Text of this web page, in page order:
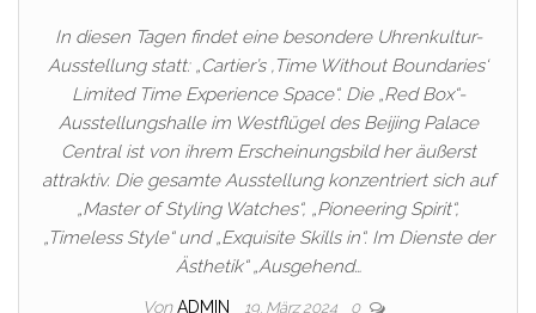
In diesen Tagen findet eine besondere Uhrenkultur-
Ausstellung statt: „Cartier’s ‚Time Without Boundaries‘
Limited Time Experience Space“. Die „Red Box“-
Ausstellungshalle im Westflügel des Beijing Palace
Central ist von ihrem Erscheinungsbild her äußerst
attraktiv. Die gesamte Ausstellung konzentriert sich auf
„Master of Styling Watches“, „Pioneering Spirit“,
„Timeless Style“ und „Exquisite Skills in“. Im Dienste der
Ästhetik“ „Ausgehend…
Von ADMIN 19. März 2024 0